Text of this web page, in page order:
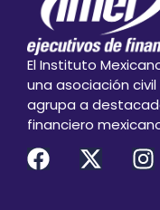
El Instituto
una asociación
agrupa a
financiero